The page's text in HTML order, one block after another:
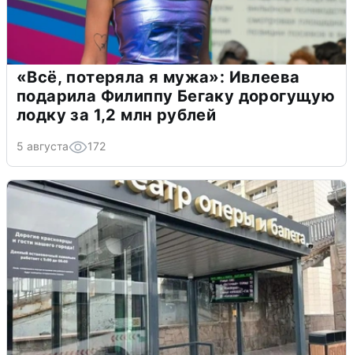
«Всё, потеряла я мужа»: Ивлеева
подарила Филиппу Бегаку дорогущую
лодку за 1,2 млн рублей
5 августа 172